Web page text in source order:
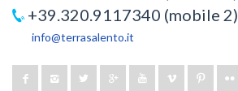
+39.320.9117340 (mobile 2)
info@terrasalento.it